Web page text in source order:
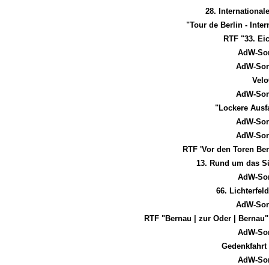
28.
"Tour de Berlin -
RTF "33.
AdW-
AdW-
AdW-
"Lockere
AdW-
AdW-
RTF 'Vor den Toren
13. Rund um das
AdW-
66.
AdW-
RTF "Bernau | zur Oder |
AdW-
AdW-